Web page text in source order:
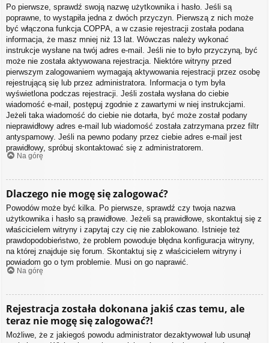
Po pierwsze, sprawdź swoją nazwę użytkownika i hasło. Jeśli są
poprawne, to wystąpiła jedna z dwóch przyczyn. Pierwszą z nich może
być włączona funkcja COPPA, a w czasie rejestracji została podana
informacja, że masz mniej niż 13 lat. Wówczas należy wykonać
instrukcje wysłane na twój adres e-mail. Jeśli nie to było przyczyną, być
może nie została aktywowana rejestracja. Niektóre witryny przed
pierwszym zalogowaniem wymagają aktywowania rejestracji przez osobę
rejestrującą się lub przez administratora. Informacja o tym była
wyświetlona podczas rejestracji. Jeśli została wysłana do ciebie
wiadomość e-mail, postępuj zgodnie z zawartymi w niej instrukcjami.
Jeżeli taka wiadomość do ciebie nie dotarła, być może został podany
nieprawidłowy adres e-mail lub wiadomość została zatrzymana przez filtr
antyspamowy. Jeśli na pewno podany przez ciebie adres e-mail jest
prawidłowy, spróbuj skontaktować się z administratorem.
Na górę
Dlaczego nie mogę się zalogować?
Powodów może być kilka. Po pierwsze, sprawdź czy twoja nazwa
użytkownika i hasło są prawidłowe. Jeżeli są prawidłowe, skontaktuj się z
właścicielem witryny i zapytaj czy cię nie zablokowano. Istnieje też
prawdopodobieństwo, że problem powoduje błędna konfiguracja witryny,
na której znajduje się forum. Skontaktuj się z właścicielem witryny i
powiadom go o tym problemie. Musi on go naprawić.
Na górę
Rejestracja została dokonana jakiś czas temu, ale
teraz nie mogę się zalogować?!
Możliwe, że z jakiegoś powodu administrator dezaktywował lub usunął